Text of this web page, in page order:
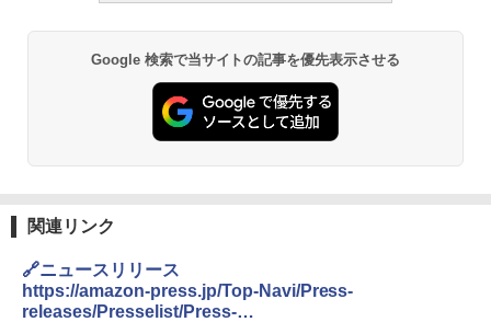
Google 検索で当サイトの記事を優先表示させる
関連リンク
🔗ニュースリリース
https://amazon-press.jp/Top-Navi/Press-
releases/Presselist/Press-